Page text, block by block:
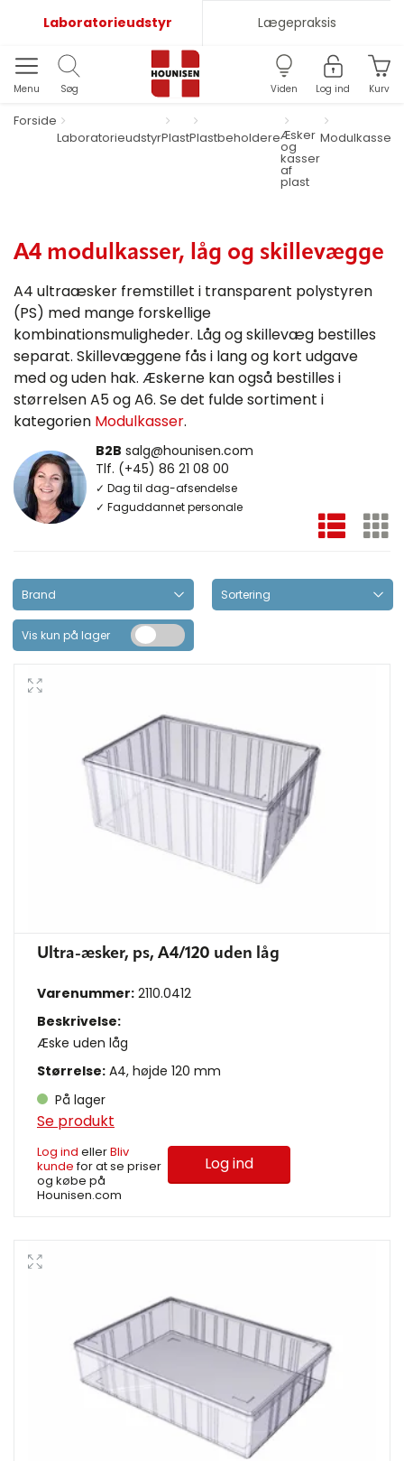
Laboratorieudstyr Lægepraksis
Menu Søg Viden Log ind Kurv
Forside
LaboratorieudstyrPlastPlastbeholdereÆsker
og
kasser
af
plast
Modulkasser
A4 modulkasser, låg og skillevægge
A4 ultraæsker fremstillet i transparent polystyren
(PS) med mange forskellige
kombinationsmuligheder. Låg og skillevæg bestilles
separat. Skillevæggene fås i lang og kort udgave
med og uden hak. Æskerne kan også bestilles i
størrelsen A5 og A6. Se det fulde sortiment i
kategorien Modulkasser.
B2B salg@hounisen.com
Tlf. (+45) 86 21 08 00
✓ Dag til dag-afsendelse
✓ Faguddannet personale
Vis kun på lager
Ultra-æsker, ps, A4/120 uden låg
Varenummer: 2110.0412
Beskrivelse:
Æske uden låg
Størrelse: A4, højde 120 mm
På lager
Se produkt
Log ind ellerBliv
kundefor at se priser
og købe på
Hounisen.com
Log ind